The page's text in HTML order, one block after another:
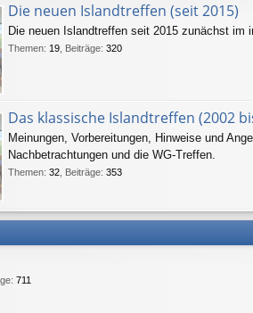
Die neuen Islandtreffen (seit 2015)
Die neuen Islandtreffen seit 2015 zunächst im
Themen: 19 Beiträge: 320
Das klassische Islandtreffen (2002
Meinungen, Vorbereitungen, Hinweise und
Nachbetrachtungen und die WG-Treffen.
Themen: 32 Beiträge: 353
: 711